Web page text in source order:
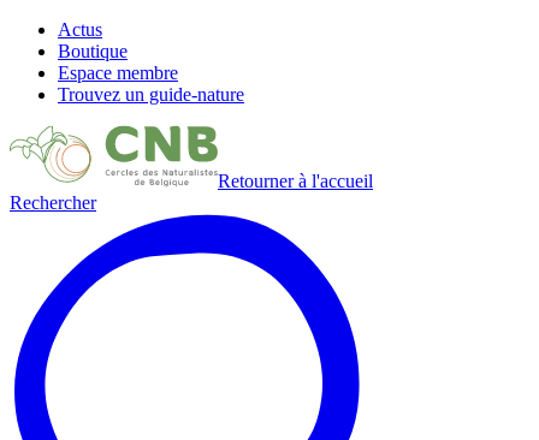
Actus
Boutique
Espace membre
Trouvez un guide-nature
Retourner à l'accueil
Rechercher